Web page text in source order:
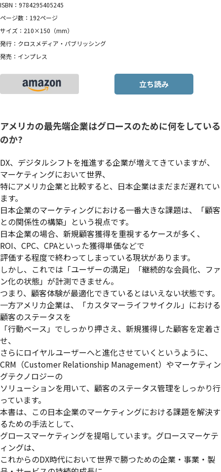
ISBN：9784295405245
ページ数：192ページ
サイズ：210×150（mm）
発行：クロスメディア・パブリッシング
発売：インプレス
立ち読み
アメリカの最先端企業はグロースのために何をしている
のか?
DX、デジタルシフトを推進する企業が増えてきていますが、
マーケティングにおいて世界、
特にアメリカ企業と比較すると、日本企業はまだまだ遅れてい
ます。
日本企業のマーケティングにおける一番大きな課題は、「顧客
との関係性の構築」という視点です。
日本企業の場合、新規顧客獲得を重視するケースが多く、
ROI、CPC、CPAといった獲得単価などで
評価する程度で終わってしまっている現状があります。
しかし、これでは「ユーザーの満足」「継続的な会員化、ファ
ン化の状態」が計測できません。
つまり、顧客体験が最適化できているとはいえない状態です。
一方アメリカ企業は、「カスタマーライフサイクル」における
顧客のステータスを
「行動ベース」でしっかり押さえ、新規獲得した顧客を定着さ
せ、
さらにロイヤルユーザーへと進化させていくというように、
CRM（Customer Relationship Management）やマーケティン
グテクノロジーの
ソリューションを用いて、顧客のステータス管理をしっかり行
っています。
本書は、この日本企業のマーケティングにおける課題を解決す
るための手法として、
グロースマーケティングを提唱しています。グロースマーケテ
ィングは、
これからのDX時代において世界で勝つための企業・事業・製